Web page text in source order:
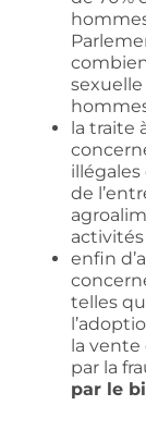
sexuelle
la traite
illégales
de
enfin
telles
la
par la
par le